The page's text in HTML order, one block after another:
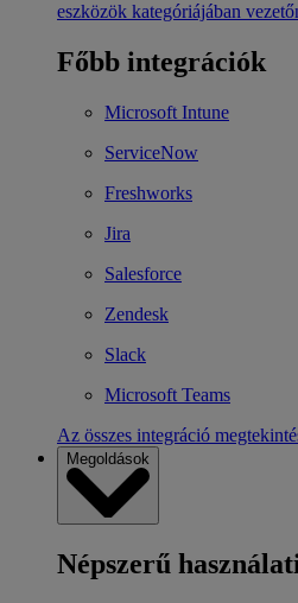
eszközök kategóriájában
Főbb integrációk
Microsoft Intune
ServiceNow
Freshworks
Jira
Salesforce
Zendesk
Slack
Microsoft Teams
Az összes integráció
Megoldások
Népszerű